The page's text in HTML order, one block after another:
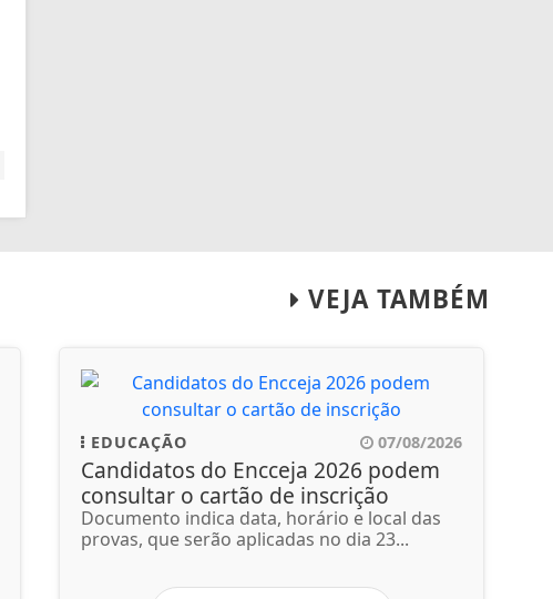
VEJA TAMBÉM
EDUCAÇÃO 07/08/2026
Candidatos do Encceja 2026 podem
consultar o cartão de inscrição
Documento indica data, horário e local das
provas, que serão aplicadas no dia 23...